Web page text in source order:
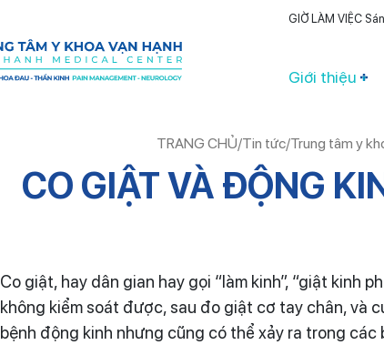
GIỜ LÀM VIỆC
Giới thiệu
TRANG CHỦ/Tin tức/Trung tâm y
CO GIẬT VÀ ĐỘNG
Co giật, hay dân gian hay gọi “làm kinh”, “giật kinh
không kiểm soát được, sau đo giật cơ tay chân, và
bệnh động kinh nhưng cũng có thể xảy ra trong